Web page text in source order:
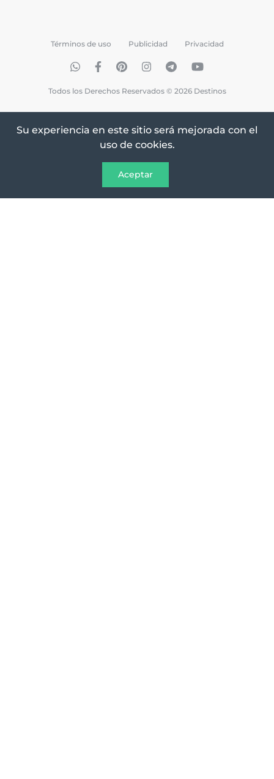
Todos los Derechos Reservados © 2026 Destinos
Términos de uso Publicidad Privacidad
Su experiencia en este sitio será mejorada con el
uso de cookies.
Aceptar